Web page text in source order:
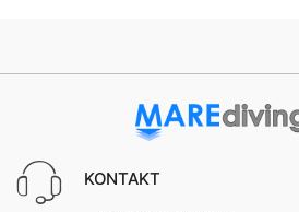
KONTAKT